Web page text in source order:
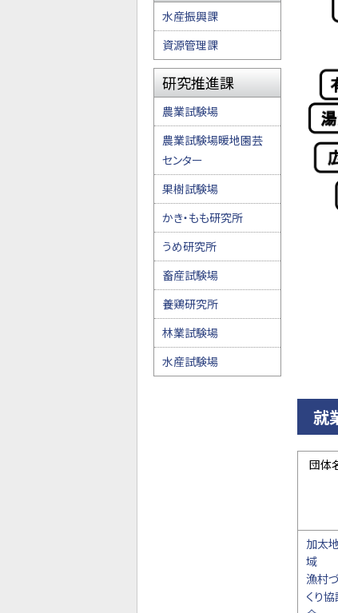
就
団体
加太地
域
漁村づ
くり
水産振興課
資源管理課
研究推進課
農業試験場
農業試験場暖地園芸
センター
果樹試験場
かき・もも研究所
うめ研究所
畜産試験場
養鶏研究所
林業試験場
水産試験場